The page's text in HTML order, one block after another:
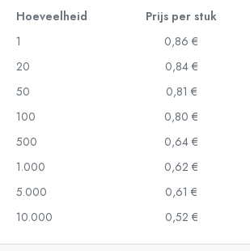
Hoeveelheid Prijs per stuk
1
0,86 €
20
0,84 €
50
0,81 €
100
0,80 €
500
0,64 €
1.000
0,62 €
5.000
0,61 €
10.000
0,52 €